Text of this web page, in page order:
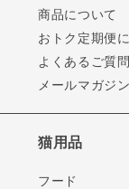
商品について
おトク定期便
よくあるご質問
メールマガジ
猫用品
フード